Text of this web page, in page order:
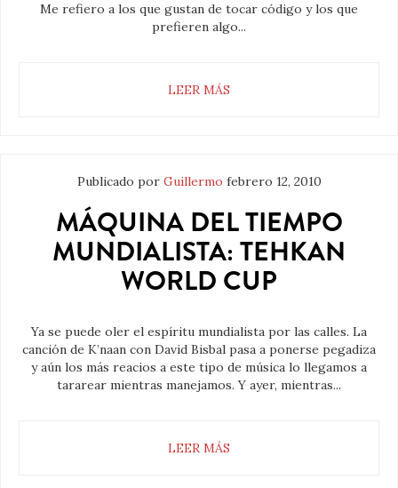
Me refiero a los que gustan de tocar código y los que
prefieren algo...
LEER MÁS
Publicado por Guillermo febrero 12, 2010
MÁQUINA DEL TIEMPO
MUNDIALISTA: TEHKAN
WORLD CUP
Ya se puede oler el espíritu mundialista por las calles. La
canción de K’naan con David Bisbal pasa a ponerse pegadiza
y aún los más reacios a este tipo de música lo llegamos a
tararear mientras manejamos. Y ayer, mientras...
LEER MÁS